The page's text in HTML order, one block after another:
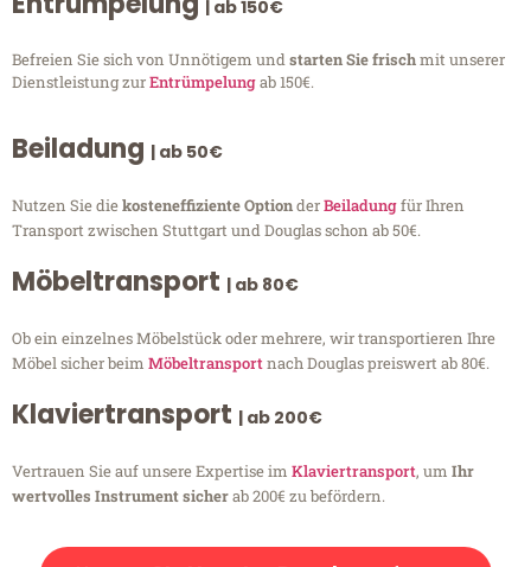
| ab 150€
Befreien Sie sich von Unnötigem undstarten Sie frischmit unserer
Dienstleistung zurEntrümpelungab 150€.
Beiladung | ab 50€
Nutzen Sie diekosteneffiziente OptionderBeiladungfür Ihren
Transport zwischen Stuttgart und Douglas schon ab 50€.
Möbeltransport | ab 80€
Ob ein einzelnes Möbelstück oder mehrere, wir transportieren Ihre
Möbel sicher beim Möbeltransportnach Douglas preiswert ab 80€.
Klaviertransport | ab 200€
Vertrauen Sie auf unsere Expertise im Klaviertransport, um Ihr
wertvolles Instrument sicherab 200€ zu befördern.